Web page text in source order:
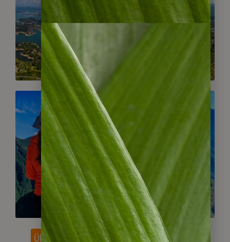
Kolumbien
Peru
Gruppenreisen
Überblick Gruppenreisen Lateinamerika